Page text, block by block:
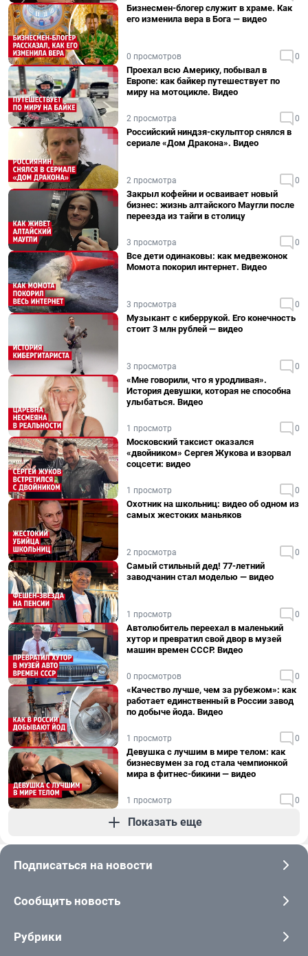
Бизнесмен-блогер служит в храме. Как
его изменила вера в Бога — видео
0 просмотров 0
Проехал всю Америку, побывал в
Европе: как байкер путешествует по
миру на мотоцикле. Видео
2 просмотра 0
Российский ниндзя-скульптор снялся в
сериале «Дом Дракона». Видео
2 просмотра 0
Закрыл кофейни и осваивает новый
бизнес: жизнь алтайского Маугли после
переезда из тайги в столицу
3 просмотра 0
Все дети одинаковы: как медвежонок
Момота покорил интернет. Видео
3 просмотра 0
Музыкант с киберрукой. Его конечность
стоит 3 млн рублей — видео
3 просмотра 0
«Мне говорили, что я уродливая».
История девушки, которая не способна
улыбаться. Видео
1 просмотр 0
Московский таксист оказался
«двойником» Сергея Жукова и взорвал
соцсети: видео
1 просмотр 0
Охотник на школьниц: видео об одном из
самых жестоких маньяков
2 просмотра 0
Самый стильный дед! 77-летний
заводчанин стал моделью — видео
1 просмотр 0
Автолюбитель переехал в маленький
хутор и превратил свой двор в музей
машин времен СССР. Видео
0 просмотров 0
«Качество лучше, чем за рубежом»: как
работает единственный в России завод
по добыче йода. Видео
1 просмотр 0
Девушка с лучшим в мире телом: как
бизнесвумен за год стала чемпионкой
мира в фитнес-бикини — видео
1 просмотр 0
Показать еще
Подписаться на новости
Сообщить новость
Рубрики